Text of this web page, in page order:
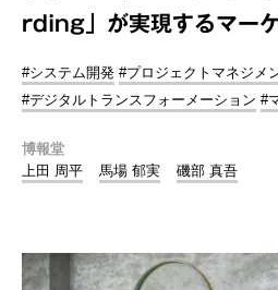
rding」が実現するマー
#システム開発 #プロジェクトマネジメ
#デジタルトランスフォーメーション #
博報堂
上田 周平
馬場 郁実 磯部 真吾